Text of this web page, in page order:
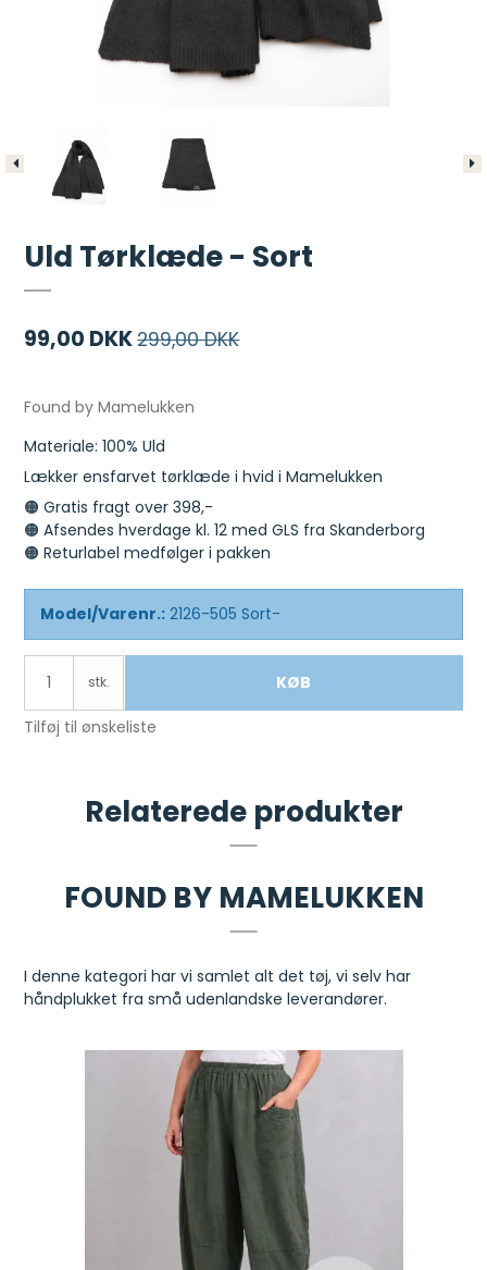
Uld Tørklæde - Sort
99,00 DKK299,00 DKK
Found by Mamelukken
Materiale: 100% Uld
Lækker ensfarvet tørklæde i hvid i Mamelukken
🟠 Gratis fragt over 398,-
🟠 Afsendes hverdage kl. 12 med GLS fra Skanderborg
🟠 Returlabel medfølger i pakken
Model/Varenr.: 2126-505 Sort-
stk. KØB
Tilføj til ønskeliste
Relaterede produkter
FOUND BY MAMELUKKEN
I denne kategori har vi samlet alt det tøj, vi selv har
håndplukket fra små udenlandske leverandører.